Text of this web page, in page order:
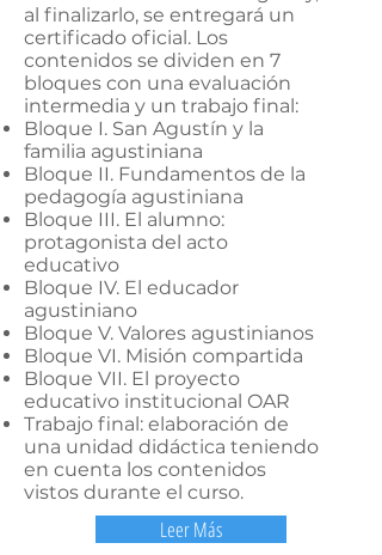
al finalizarlo, se entregará un
certificado oficial. Los
contenidos se dividen en 7
bloques con una evaluación
intermedia y un trabajo final:
Bloque I. San Agustín y la
familia agustiniana
Bloque II. Fundamentos de la
pedagogía agustiniana
Bloque III. El alumno:
protagonista del acto
educativo
Bloque IV. El educador
agustiniano
Bloque V. Valores agustinianos
Bloque VI. Misión compartida
Bloque VII. El proyecto
educativo institucional OAR
Trabajo final: elaboración de
una unidad didáctica teniendo
en cuenta los contenidos
vistos durante el curso.
Leer Más